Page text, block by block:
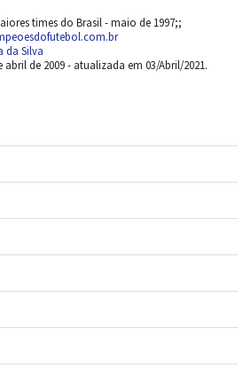
times do Brasil - maio de 1997;;
da Silva
de 2009 - atualizada em 03/Abril/2021.